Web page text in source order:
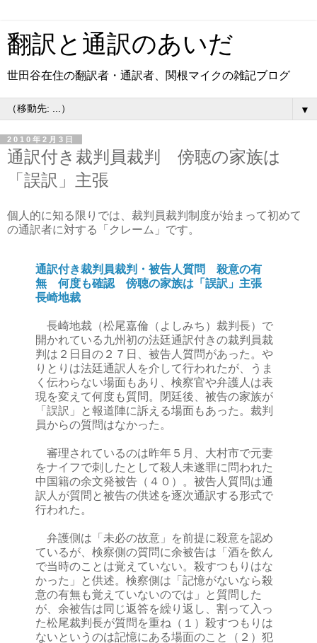
翻訳と通訳のあいだ
世田谷在住の翻訳者・通訳者、関根マイクの雑記ブログ
▼
2010年2月3日
通訳付き裁判員裁判 傍聴の家族は
「誤訳」主張
個人的に知る限りでは、裁判員裁判制度が始まって初めて
の通訳者に対する「クレーム」です。
通訳付き裁判員裁判・被告人質問 殺意の有
無 何度も確認 傍聴の家族は「誤訳」主張
長崎地裁
長崎地裁（松尾嘉倫（よしみち）裁判長）で
開かれている九州初の法廷通訳付きの裁判員裁
判は２日目の２７日、被告人質問があった。や
りとりは法廷通訳人を介して行われたが、うま
く伝わらない場面もあり、検察官や弁護人は表
現を変えて何度も質問。閉廷後、被告の家族が
「誤訳」と報道陣に訴える場面もあった。裁判
員からの質問はなかった。
審理されているのは昨年５月、大村市で元妻
をナイフで刺したとして殺人未遂罪に問われた
中国籍の余文発被告（４０）。被告人質問は通
訳人が質問と被告の供述を逐次通訳する形式で
行われた。
弁護側は「未必の故意」を前提に殺意を認め
ているが、検察側の質問に余被告は「酒を飲ん
で当時のことは覚えていない。殺すつもりはな
かった」と供述。検察側は「記憶がないなら殺
意の有無も覚えていないのでは」と質問した
が、余被告は同じ返答を繰り返し、割って入っ
た松尾裁判長が質問を重ね（１）殺すつもりは
ないというのは記憶にある場面のこと（２）犯